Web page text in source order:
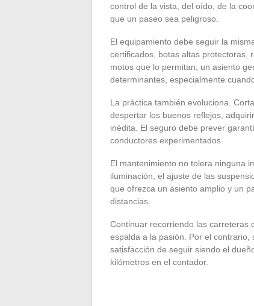
control de la vista, del oído, de la
que un paseo sea peligroso.
El equipamiento debe seguir la
certificados, botas altas protectoras,
motos que lo permitan, un asiento
determinantes, especialmente
La práctica también evoluciona.
despertar los buenos reflejos,
inédita. El seguro debe prever
conductores experimentados.
El mantenimiento no tolera ninguna
iluminación, el ajuste de las
que ofrezca un asiento amplio y un
distancias.
Continuar recorriendo las carreteras
espalda a la pasión. Por el
satisfacción de seguir siendo el
kilómetros en el contador.